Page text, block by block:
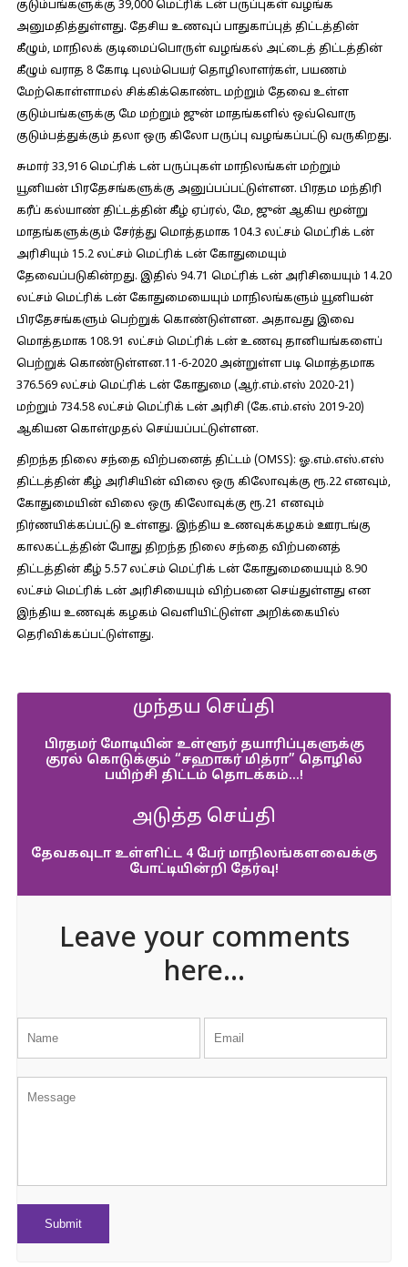
குடும்பங்களுக்கு 39,000 மெட்ரிக் டன் பருப்புகள் வழங்க
அனுமதித்துள்ளது. தேசிய உணவுப் பாதுகாப்புத் திட்டத்தின்
கீழும், மாநிலக் குடிமைப்பொருள் வழங்கல் அட்டைத் திட்டத்தின்
கீழும் வராத 8 கோடி புலம்பெயர் தொழிலாளர்கள், பயணம்
மேற்கொள்ளாமல் சிக்கிக்கொண்ட மற்றும் தேவை உள்ள
குடும்பங்களுக்கு மே மற்றும் ஜுன் மாதங்களில் ஒவ்வொரு
குடும்பத்துக்கும் தலா ஒரு கிலோ பருப்பு வழங்கப்பட்டு வருகிறது.
சுமார் 33,916 மெட்ரிக் டன் பருப்புகள் மாநிலங்கள் மற்றும்
யூனியன் பிரதேசங்களுக்கு அனுப்பப்பட்டுள்ளன. பிரதம மந்திரி
கரீப் கல்யாண் திட்டத்தின் கீழ் ஏப்ரல், மே, ஜுன் ஆகிய மூன்று
மாதங்களுக்கும் சேர்த்து மொத்தமாக 104.3 லட்சம் மெட்ரிக் டன்
அரிசியும் 15.2 லட்சம் மெட்ரிக் டன் கோதுமையும்
தேவைப்படுகின்றது. இதில் 94.71 மெட்ரிக் டன் அரிசியையும் 14.20
லட்சம் மெட்ரிக் டன் கோதுமையையும் மாநிலங்களும் யூனியன்
பிரதேசங்களும் பெற்றுக் கொண்டுள்ளன. அதாவது இவை
மொத்தமாக 108.91 லட்சம் மெட்ரிக் டன் உணவு தானியங்களைப்
பெற்றுக் கொண்டுள்ளன.11-6-2020 அன்றுள்ள படி மொத்தமாக
376.569 லட்சம் மெட்ரிக் டன் கோதுமை (ஆர்.எம்.எஸ் 2020-21)
மற்றும் 734.58 லட்சம் மெட்ரிக் டன் அரிசி (கே.எம்.எஸ் 2019-20)
ஆகியன கொள்முதல் செய்யப்பட்டுள்ளன.
திறந்த நிலை சந்தை விற்பனைத் திட்டம் (OMSS): ஓ.எம்.எஸ்.எஸ்
திட்டத்தின் கீழ் அரிசியின் விலை ஒரு கிலோவுக்கு ரூ.22 எனவும்,
கோதுமையின் விலை ஒரு கிலோவுக்கு ரூ.21 எனவும்
நிர்ணயிக்கப்பட்டு உள்ளது. இந்திய உணவுக்கழகம் ஊரடங்கு
காலகட்டத்தின் போது திறந்த நிலை சந்தை விற்பனைத்
திட்டத்தின் கீழ் 5.57 லட்சம் மெட்ரிக் டன் கோதுமையையும் 8.90
லட்சம் மெட்ரிக் டன் அரிசியையும் விற்பனை செய்துள்ளது என
இந்திய உணவுக் கழகம் வெளியிட்டுள்ள அறிக்கையில்
தெரிவிக்கப்பட்டுள்ளது.
முந்தய செய்தி
பிரதமர் மோடியின் உள்ளூர் தயாரிப்புகளுக்கு
குரல் கொடுக்கும் “சஹாகர் மித்ரா” தொழில்
பயிற்சி திட்டம் தொடக்கம்…!
அடுத்த செய்தி
தேவகவுடா உள்ளிட்ட 4 பேர் மாநிலங்களவைக்கு
போட்டியின்றி தேர்வு!
Leave your comments
here...